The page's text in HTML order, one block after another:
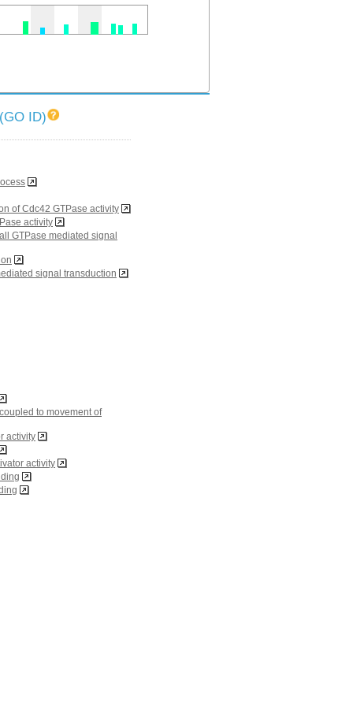
ID)
of Cdc42 GTPase activity
activity
GTPase mediated signal
signal transduction
to movement of
activity
activity